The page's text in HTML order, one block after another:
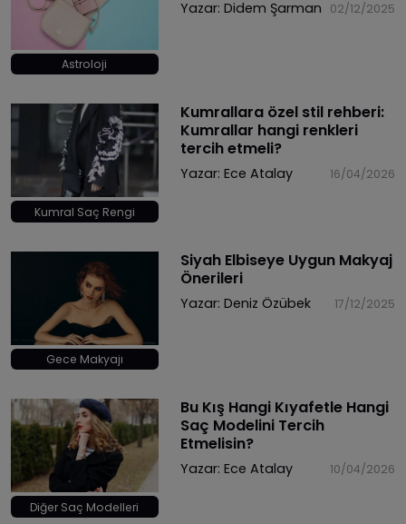
Astroloji
Yazar: Didem Şarman 02/12/2025
Kumral Saç Rengi
Kumrallara özel stil rehberi:
Kumrallar hangi renkleri
tercih etmeli?
Yazar: Ece Atalay 16/04/2026
Gece Makyajı
Siyah Elbiseye Uygun Makyaj
Önerileri
Yazar: Deniz Özübek 17/12/2025
Diğer Saç Modelleri
Bu Kış Hangi Kıyafetle Hangi
Saç Modelini Tercih
Etmelisin?
Yazar: Ece Atalay 10/04/2026